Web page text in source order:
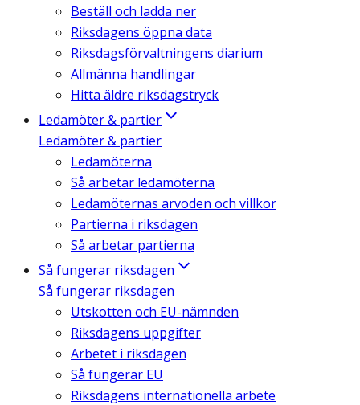
Beställ och ladda ner
Riksdagens öppna data
Riksdagsförvaltningens diarium
Allmänna handlingar
Hitta äldre riksdagstryck
Ledamöter & partier
Ledamöter & partier
Ledamöterna
Så arbetar ledamöterna
Ledamöternas arvoden och villkor
Partierna i riksdagen
Så arbetar partierna
Så fungerar riksdagen
Så fungerar riksdagen
Utskotten och EU-nämnden
Riksdagens uppgifter
Arbetet i riksdagen
Så fungerar EU
Riksdagens internationella arbete